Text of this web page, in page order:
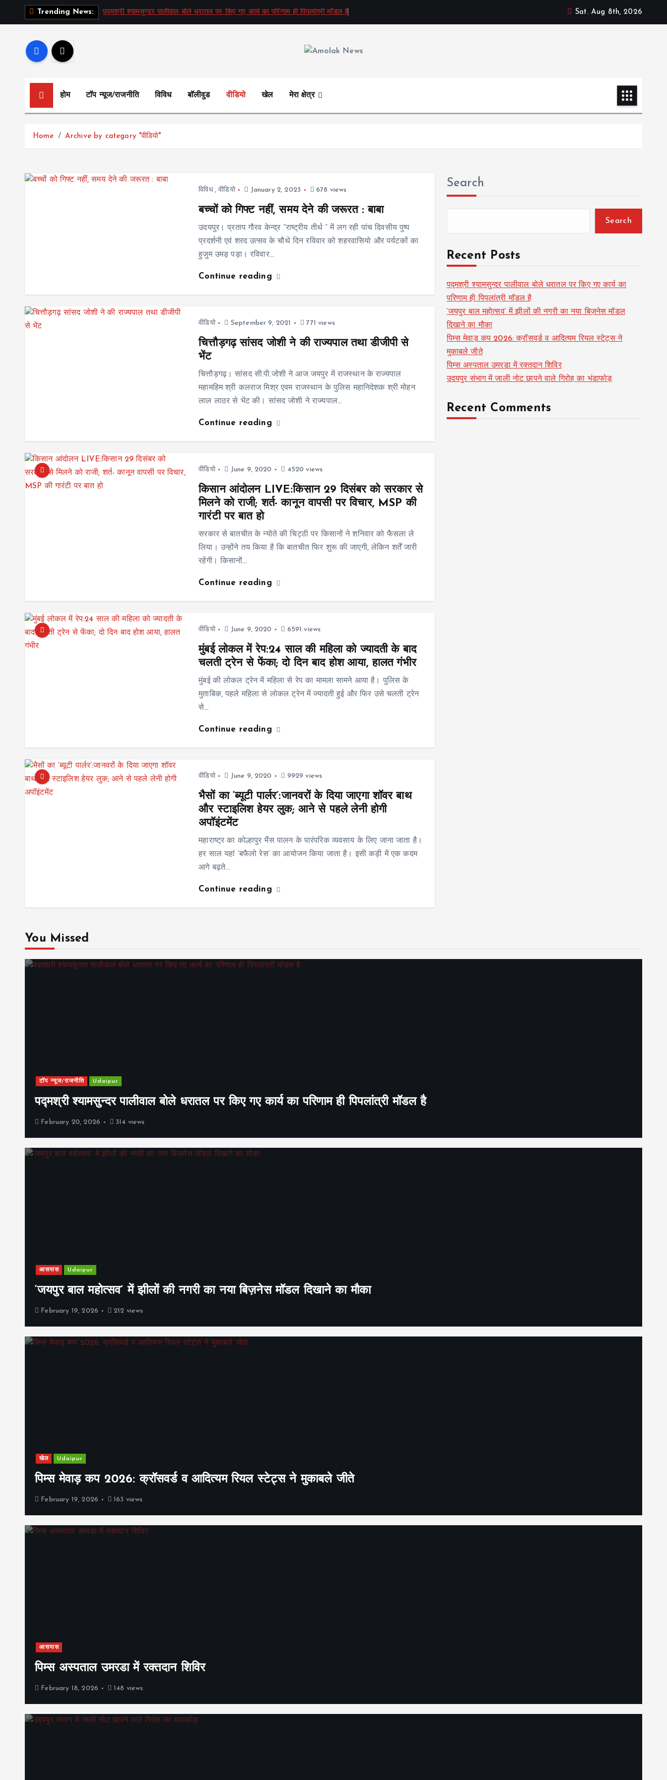
Trending News: पद्मश्री श्यामसुन्दर पालीवाल बोले धरातल पर किए गए कार्य का परिणाम ही पिपलांत्री मॉडल है Sat. Aug 8th, 2026
होम टॉप न्यूज/राजनीति विविध बॉलीवुड वीडियो खेल मेरा क्षेत्र
Home Archive by category "वीडियो"
विविध,वीडियो January 2, 2023 678 views
बच्चों को गिफ्ट नहीं, समय देने की जरूरत : बाबा
उदयपुर। प्रताप गौरव केन्द्र “राष्ट्रीय तीर्थ ” में लग रही पांच दिवसीय पुष्प
प्रदर्शनी एवं शरद उत्सव के चौथे दिन रविवार को शहरवासियो और पर्यटकों का
हुजुम उमड़ पड़ा। रविवार…
Continue reading
वीडियो September 9, 2021 771 views
चित्तौड़गढ़ सांसद जोशी ने की राज्यपाल तथा डीजीपी से
भेंट
चित्तौड़गढ़। सांसद सी.पी.जोशी ने आज जयपुर में राजस्थान के राज्यपाल
महामहिम श्री कलराज मिश्र एवम राजस्थान के पुलिस महानिदेशक श्री मोहन
लाल लाठर से भेंट की। सांसद जोशी ने राज्यपाल…
Continue reading
वीडियो June 9, 2020 4520 views
किसान आंदोलन LIVE:किसान 29 दिसंबर को सरकार से
मिलने को राजी; शर्त- कानून वापसी पर विचार, MSP की
गारंटी पर बात हो
सरकार से बातचीत के न्योते की चिट्ठी पर किसानों ने शनिवार को फैसला ले
लिया। उन्होंने तय किया है कि बातचीत फिर शुरू की जाएगी, लेकिन शर्तें जारी
रहेंगी। किसानों…
Continue reading
वीडियो June 9, 2020 6591 views
मुंबई लोकल में रेप:24 साल की महिला को ज्यादती के बाद
चलती ट्रेन से फेंका; दो दिन बाद होश आया, हालत गंभीर
मुंबई की लोकल ट्रेन में महिला से रेप का मामला सामने आया है। पुलिस के
मुताबिक, पहले महिला से लोकल ट्रेन में ज्यादती हुई और फिर उसे चलती ट्रेन
से…
Continue reading
वीडियो June 9, 2020 9929 views
भैसों का ‘ब्यूटी पार्लर’:जानवरों के दिया जाएगा शॉवर बाथ
और स्टाइलिश हेयर लुक; आने से पहले लेनी होगी
अपॉइंटमेंट
महाराष्ट्र का कोल्हापुर भैंस पालन के पारंपरिक व्यवसाय के लिए जाना जाता है।
हर साल यहां ‘बफैलो रेस’ का आयोजन किया जाता है। इसी कड़ी में एक कदम
आगे बढ़ते…
Continue reading
Search
Search
Recent Posts
पद्मश्री श्यामसुन्दर पालीवाल बोले धरातल पर किए गए कार्य का
परिणाम ही पिपलांत्री मॉडल है
‘जयपुर बाल महोत्सव’ में झीलों की नगरी का नया बिज़नेस मॉडल
दिखाने का मौका
पिम्स मेवाड़ कप 2026: क्रॉसवर्ड व आदित्यम रियल स्टेट्स ने
मुकाबले जीते
पिम्स अस्पताल उमरडा में रक्तदान शिविर
उदयपुर संभाग में जाली नोट छापने वाले गिरोह का भंडाफोड़
Recent Comments
You Missed
टॉप न्यूज/राजनीति Udaipur
पद्मश्री श्यामसुन्दर पालीवाल बोले धरातल पर किए गए कार्य का परिणाम ही पिपलांत्री मॉडल है
February 20, 2026 314 views
आसपास Udaipur
‘जयपुर बाल महोत्सव’ में झीलों की नगरी का नया बिज़नेस मॉडल दिखाने का मौका
February 19, 2026 212 views
खेल Udaipur
पिम्स मेवाड़ कप 2026: क्रॉसवर्ड व आदित्यम रियल स्टेट्स ने मुकाबले जीते
February 19, 2026 163 views
आसपास
पिम्स अस्पताल उमरडा में रक्तदान शिविर
February 18, 2026 148 views